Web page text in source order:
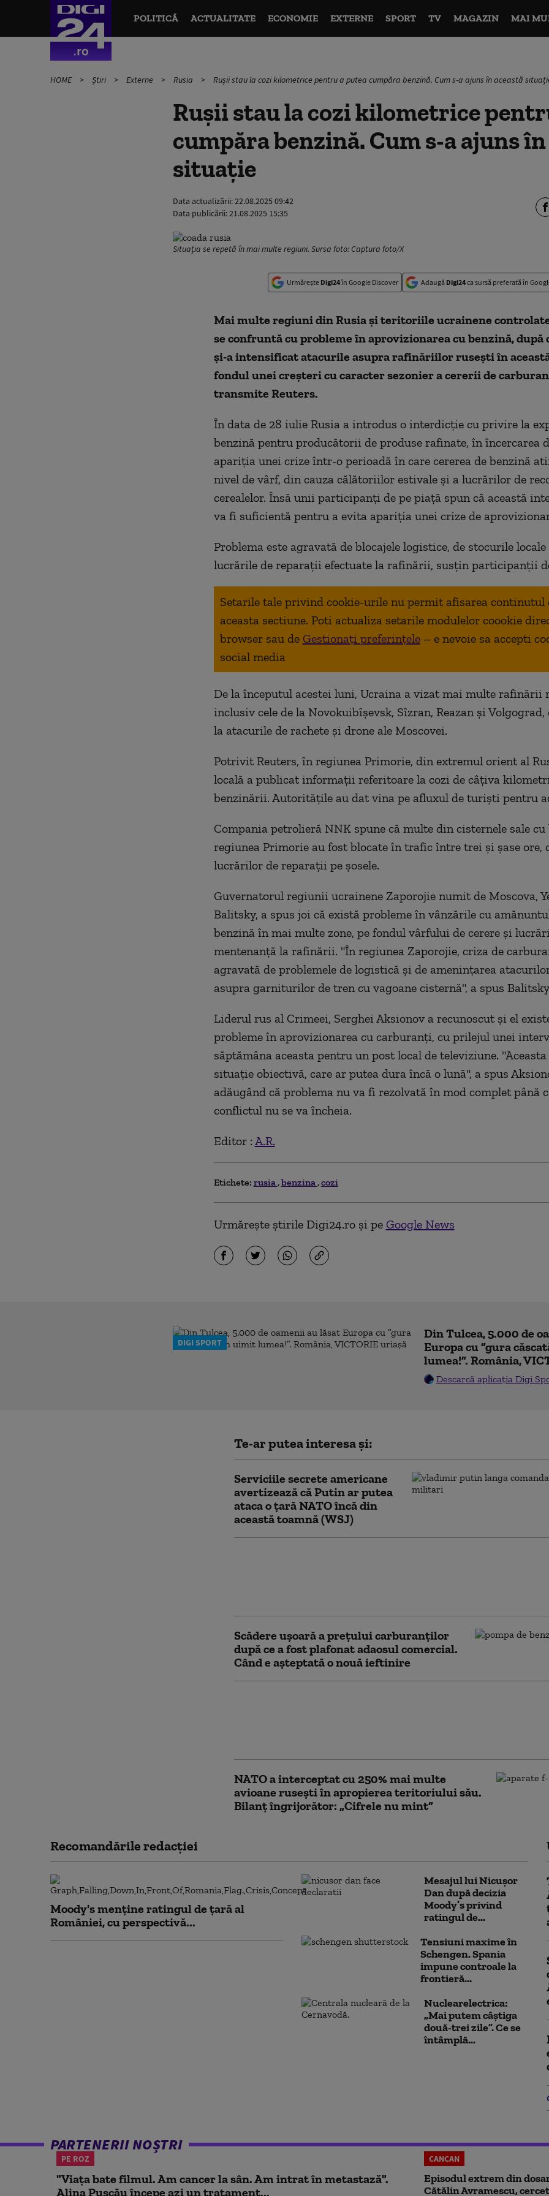
POLITICĂ ACTUALITATE ECONOMIE EXTERNE SPORT TV MAGAZIN MAI
HOME Știri Externe Rusia Rușii stau la cozi kilometrice pentru a putea cumpăra benzină. Cum s-a ajuns în această
Rușii stau la cozi kilometrice
cumpăra benzină. Cum s-a ajuns
situație
Data actualizării:22.08.2025 09:42
Data publicării:21.08.2025 15:35
Situația se repetă în mai multe regiuni. Sursa foto: Captura foto/X
Urmărește Digi24în Google Discover Adaugă Digi24ca sursă preferată în
Mai multe regiuni din Rusia şi teritoriile ucrainene
se confruntă cu probleme în aprovizionarea cu benzină, după
şi-a intensificat atacurile asupra rafinăriilor ruseşti în
fondul unei creşteri cu caracter sezonier a cererii de
transmite Reuters.
În data de 28 iulie Rusia a introdus o interdicţie cu privire la
benzină pentru producătorii de produse rafinate, în încercarea
apariţia unei crize într-o perioadă în care cererea de benzină
nivel de vârf, din cauza călătoriilor estivale şi a lucrărilor de
cerealelor. Însă unii participanţi de pe piaţă spun că această
va fi suficientă pentru a evita apariţia unei crize de
Problema este agravată de blocajele logistice, de stocurile
lucrările de reparaţii efectuate la rafinării, susţin participanţii
Setarile tale privind cookie-urile nu permit afisarea continutul
aceasta sectiune. Poti actualiza setarile modulelor coookie
browser sau de Gestionați preferințele – e nevoie sa accepti
social media
De la începutul acestei luni, Ucraina a vizat mai multe rafinării
inclusiv cele de la Novokuibîşevsk, Sîzran, Reazan şi Volgograd,
la atacurile de rachete şi drone ale Moscovei.
Potrivit Reuters, în regiunea Primorie, din extremul orient al
locală a publicat informaţii referitoare la cozi de câţiva
benzinării. Autorităţile au dat vina pe afluxul de turişti pentru
Compania petrolieră NNK spune că multe din cisternele sale
regiunea Primorie au fost blocate în trafic între trei şi şase ore,
lucrărilor de reparaţii pe şosele.
Guvernatorul regiunii ucrainene Zaporojie numit de Moscova,
Balitsky, a spus joi că există probleme în vânzările cu
benzină în mai multe zone, pe fondul vârfului de cerere şi
mentenanţă la rafinării. "În regiunea Zaporojie, criza de
agravată de problemele de logistică şi de ameninţarea
asupra garniturilor de tren cu vagoane cisternă", a spus
Liderul rus al Crimeei, Serghei Aksionov a recunoscut şi el
probleme în aprovizionarea cu carburanţi, cu prilejul unei
săptămâna aceasta pentru un post local de televiziune. "Aceasta
situaţie obiectivă, care ar putea dura încă o lună", a spus
adăugând că problema nu va fi rezolvată în mod complet până
conflictul nu se va încheia.
Editor : A.R.
Etichete: rusia benzina cozi
Urmărește știrile Digi24.ro și pe Google News
DIGI SPORT
Din Tulcea, 5.000 de
Europa cu ”gura
lumea!”. România,
Descarcă aplicația Digi
Te-ar putea interesa și:
Serviciile secrete americane
avertizează că Putin ar putea
ataca o țară NATO încă din
această toamnă (WSJ)
Scădere ușoară a prețului carburanților
după ce a fost plafonat adaosul comercial.
Când e așteptată o nouă ieftinire
NATO a interceptat cu 250% mai multe
avioane rusești în apropierea teritoriului său.
Bilanț îngrijorător: „Cifrele nu mint”
Recomandările redacţiei
Moody's menține ratingul de țară al
României, cu perspectivă...
Mesajul lui Nicușor
Dan după decizia
Moody’s privind
ratingul de...
Tensiuni maxime în
Schengen. Spania
impune controale la
frontieră...
Nuclearelectrica:
„Mai putem câștiga
două-trei zile”. Ce se
întâmplă...
PARTENERII NOȘTRI
PE ROZ
"Viața bate filmul. Am cancer la sân. Am intrat în metastază".
Alina Pușcău începe azi un tratament...
CANCAN
Episodul extrem din
Cătălin Avramescu,